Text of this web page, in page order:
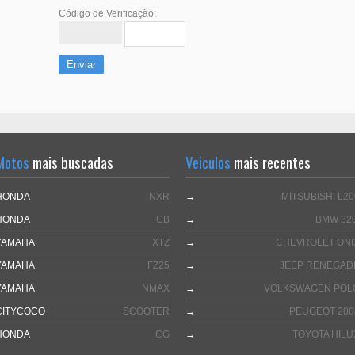
Código de Verificação:
Enviar
mais buscadas
NXR
CB
XTZ
FZ25
NMAX
SCOOTER
CG
Veiculos mais recentes
→ MITSUBISHI
→ BMW
→ CHEVROLET
→ JEEP
→ VOLKSWAGEN
→ PEUGEOT
→ TOYOTA